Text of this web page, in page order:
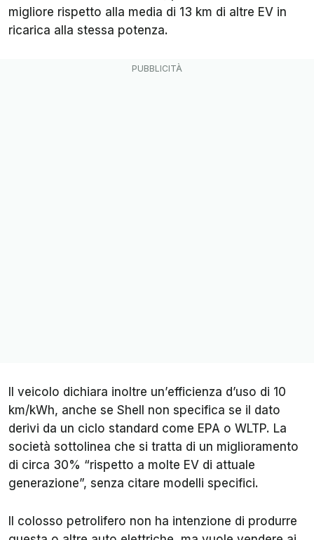
migliore rispetto alla media di 13 km di altre EV in
ricarica alla stessa potenza.
Il veicolo dichiara inoltre un’efficienza d’uso di 10
km/kWh, anche se Shell non specifica se il dato
derivi da un ciclo standard come EPA o WLTP. La
società sottolinea che si tratta di un miglioramento
di circa 30% “rispetto a molte EV di attuale
generazione”, senza citare modelli specifici.
Il colosso petrolifero non ha intenzione di produrre